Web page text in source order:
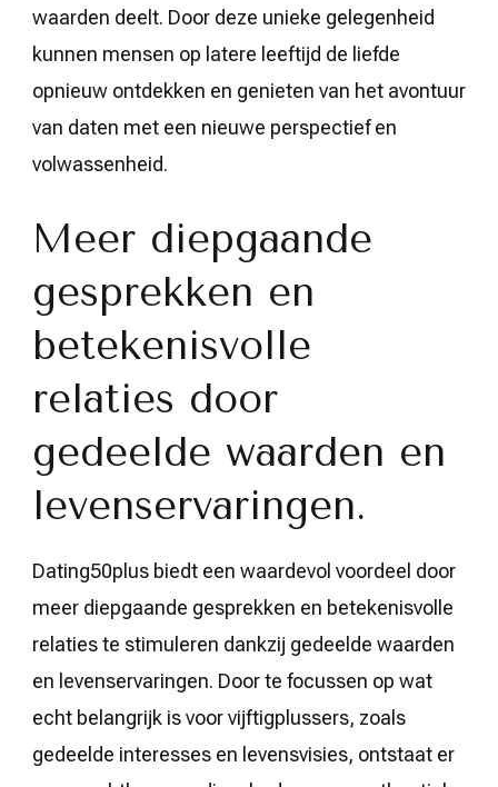
waarden deelt. Door deze unieke gelegenheid
kunnen mensen op latere leeftijd de liefde
opnieuw ontdekken en genieten van het avontuur
van daten met een nieuwe perspectief en
volwassenheid.
Meer diepgaande
gesprekken en
betekenisvolle
relaties door
gedeelde waarden en
levenservaringen.
Dating50plus biedt een waardevol voordeel door
meer diepgaande gesprekken en betekenisvolle
relaties te stimuleren dankzij gedeelde waarden
en levenservaringen. Door te focussen op wat
echt belangrijk is voor vijftigplussers, zoals
gedeelde interesses en levensvisies, ontstaat er